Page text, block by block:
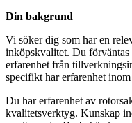
Din bakgrund
Vi söker dig som har en
inköpskvalitet. Du förväntas
erfarenhet från
specifikt har erfarenhet
Du har erfarenhet av
kvalitetsverktyg. Kunskap